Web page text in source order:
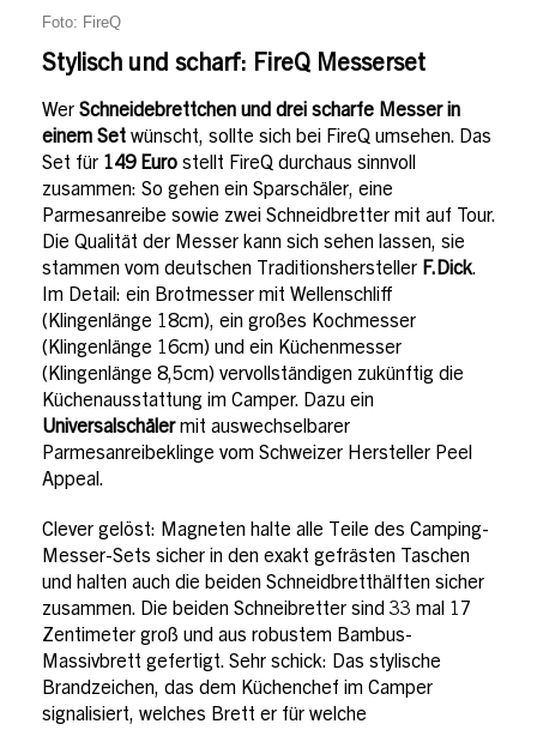
Foto: FireQ
Stylisch und scharf: FireQ Messerset
Wer Schneidebrettchen und drei scharfe Messer in
einem Set wünscht, sollte sich bei FireQ umsehen. Das
Set für 149 Euro stellt FireQ durchaus sinnvoll
zusammen: So gehen ein Sparschäler, eine
Parmesanreibe sowie zwei Schneidbretter mit auf Tour.
Die Qualität der Messer kann sich sehen lassen, sie
stammen vom deutschen Traditionshersteller F.Dick.
Im Detail: ein Brotmesser mit Wellenschliff
(Klingenlänge 18cm), ein großes Kochmesser
(Klingenlänge 16cm) und ein Küchenmesser
(Klingenlänge 8,5cm) vervollständigen zukünftig die
Küchenausstattung im Camper. Dazu ein
Universalschälermit auswechselbarer
Parmesanreibeklinge vom Schweizer Hersteller Peel
Appeal.
Clever gelöst: Magneten halte alle Teile des Camping-
Messer-Sets sicher in den exakt gefrästen Taschen
und halten auch die beiden Schneidbretthälften sicher
zusammen. Die beiden Schneibretter sind 33 mal 17
Zentimeter groß und aus robustem Bambus-
Massivbrett gefertigt. Sehr schick: Das stylische
Brandzeichen, das dem Küchenchef im Camper
signalisiert, welches Brett er für welche